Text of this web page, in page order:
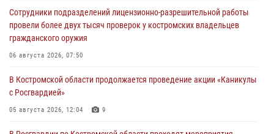
Сотрудники подразделений лицензионно-разрешительной работы
провели более двух тысяч проверок у костромских владельцев
гражданского оружия
06 августа 2026, 07:50
В Костромской области продолжается проведение акции «Каникулы
с Росгвардией»
05 августа 2026, 12:04 9